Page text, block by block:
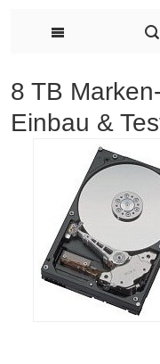
8 TB
Einbau &